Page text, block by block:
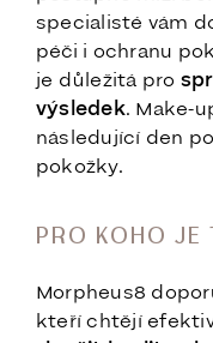
specialisté vám
péči i ochranu
je důležitá pro
výsledek. Make-
následující den
pokožky.
PRO KOHO JE
Morpheus8
kteří chtějí